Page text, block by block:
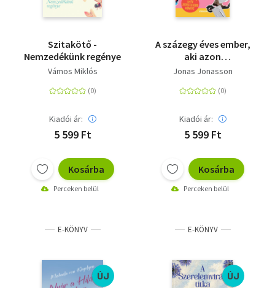
Szitakötő -
Nemzedékünk regénye
Vámos Miklós
Kiadói ár:
5 599 Ft
Kosárba
Perceken belül
A százegy éves ember,
aki azon
gondolkodott, hogy
Jonas Jonasson
Kiadói ár:
5 599 Ft
Kosárba
Perceken belül
E-KÖNYV
ÚJ
E-KÖNYV
ÚJ